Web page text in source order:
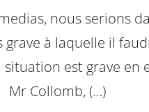
nous serions
à laquelle il
situation est grave en
Mr Collomb, (…)